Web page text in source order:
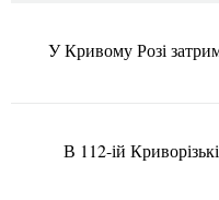
У Кривому Розі
В 112-ій